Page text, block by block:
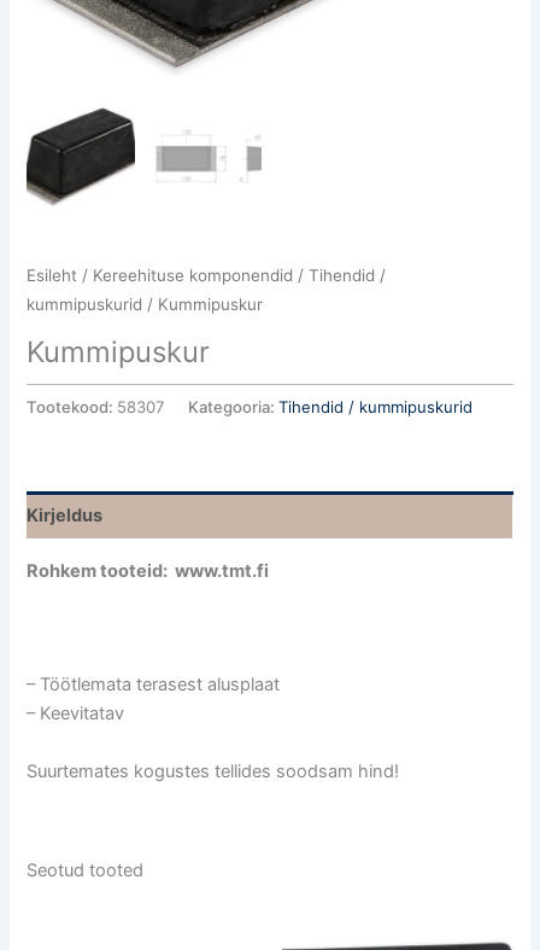
Esileht / Kereehituse komponendid /Tihendid /
kummipuskurid / Kummipuskur
Kummipuskur
Tootekood: 58307 Kategooria:Tihendid / kummipuskurid
Kirjeldus
Rohkem tooteid: www.tmt.fi
– Töötlemata terasest alusplaat
– Keevitatav
Suurtemates kogustes tellides soodsam hind!
Seotud tooted